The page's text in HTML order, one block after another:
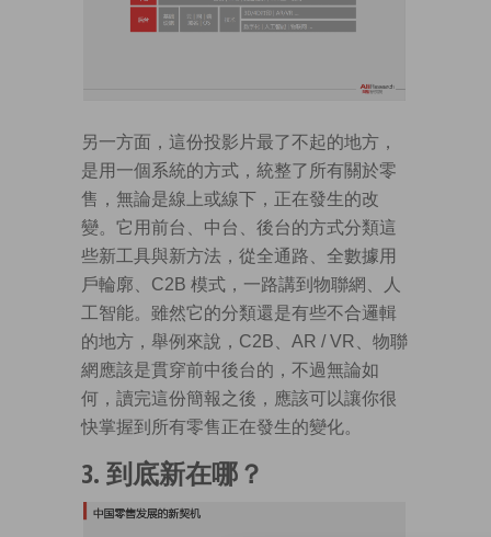
另一方面，這份投影片最了不起的地方，
是用一個系統的方式，統整了所有關於零
售，無論是線上或線下，正在發生的改
變。它用前台、中台、後台的方式分類這
些新工具與新方法，從全通路、全數據用
戶輪廓、C2B 模式，一路講到物聯網、人
工智能。雖然它的分類還是有些不合邏輯
的地方，舉例來說，C2B、AR / VR、物聯
網應該是貫穿前中後台的，不過無論如
何，讀完這份簡報之後，應該可以讓你很
快掌握到所有零售正在發生的變化。
3. 到底新在哪？